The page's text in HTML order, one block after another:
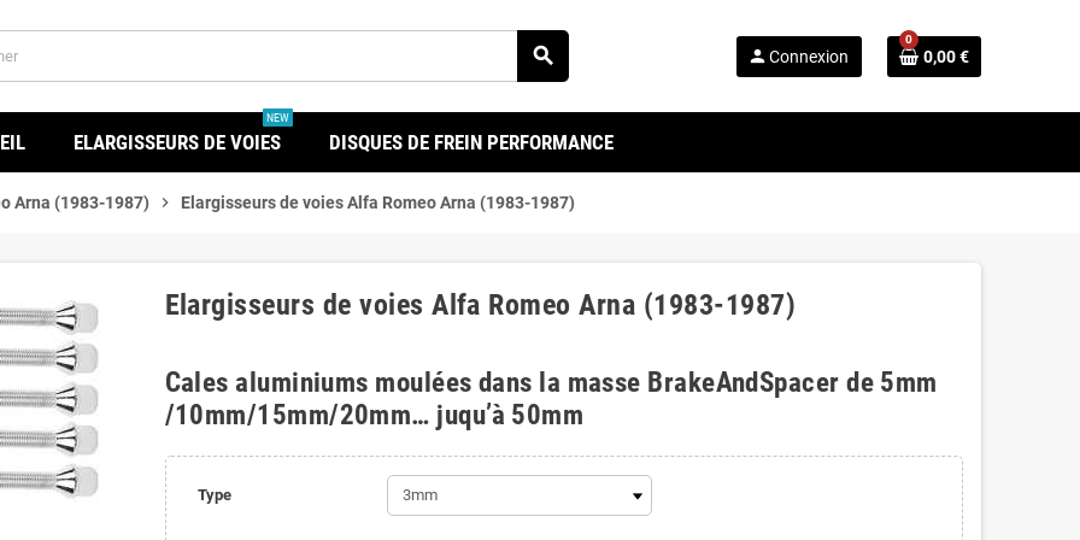
search person Connexion
0
0,00 €
ELARGISSEURS DE VOIES
NEW
DISQUES DE FREIN PERFORMANCE
Arna (1983-1987) chevron_right Elargisseurs de voies Alfa Romeo Arna (1983-1987)
Elargisseurs de voies Alfa Romeo Arna (1983-1987)
Cales aluminiums moulées dans la masse BrakeAndSpacer de 5mm
/10mm/15mm/20mm… juqu’à 50mm
Type